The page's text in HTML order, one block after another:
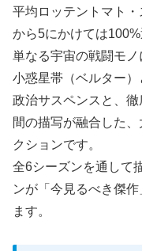
平均ロッテントマト
から5にかけては
単なる宇宙の戦闘モ
小惑星帯（ベルター
政治サスペンスと、
間の描写が融合した
クションです。
全6シーズンを通して
ンが「今見るべき傑
ます。